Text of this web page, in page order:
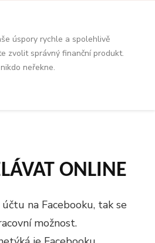
úspory rychle a spolehlivě
zvolit správný finanční produkt.
neřekne.
ONLINE
na Facebooku, tak se
možnost.